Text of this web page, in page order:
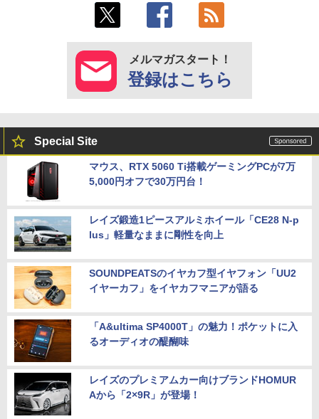
メルマガスタート！
登録はこちら
Special Site
マウス、RTX 5060 Ti搭載ゲーミングPCが7万
5,000円オフで30万円台！
レイズ鍛造1ピースアルミホイール「CE28 N-p
lus」軽量なままに剛性を向上
SOUNDPEATSのイヤカフ型イヤフォン「UU2
イヤーカフ」をイヤカフマニアが語る
「A&ultima SP4000T」の魅力！ポケットに入
るオーディオの醍醐味
レイズのプレミアムカー向けブランドHOMUR
Aから「2×9R」が登場！